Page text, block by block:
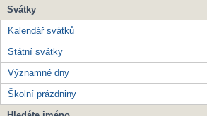
Svátky
Kalendář svátků
Státní svátky
Významné dny
Školní prázdniny